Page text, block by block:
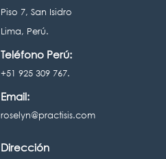
Piso 7, San Isidro
Lima, Perú.
Teléfono Perú:
+51 925 309 767.
Email:
roselyn@practisis.com
Dirección